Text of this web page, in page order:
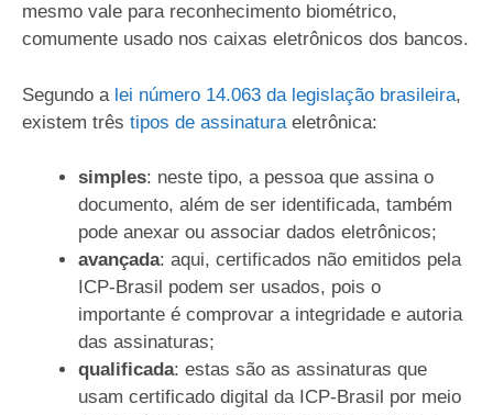
mesmo vale para reconhecimento biométrico,
comumente usado nos caixas eletrônicos dos bancos.
Segundo a lei número 14.063 da legislação brasileira,
existem três tipos de assinatura eletrônica:
simples: neste tipo, a pessoa que assina o
documento, além de ser identificada, também
pode anexar ou associar dados eletrônicos;
avançada: aqui, certificados não emitidos pela
ICP-Brasil podem ser usados, pois o
importante é comprovar a integridade e autoria
das assinaturas;
qualificada: estas são as assinaturas que
usam certificado digital da ICP-Brasil por meio